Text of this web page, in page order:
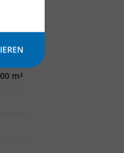
m²